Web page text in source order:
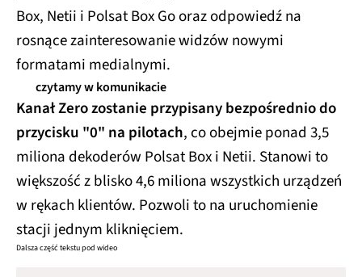
Box, Netii i Polsat Box Go oraz odpowiedź na
rosnące zainteresowanie widzów nowymi
formatami medialnymi.
czytamy w komunikacie
Kanał Zero zostanie przypisany bezpośrednio do
przycisku "0" na pilotach, co obejmie ponad 3,5
miliona dekoderów Polsat Box i Netii. Stanowi to
większość z blisko 4,6 miliona wszystkich urządzeń
w rękach klientów. Pozwoli to na uruchomienie
stacji jednym kliknięciem.
Dalsza część tekstu pod wideo